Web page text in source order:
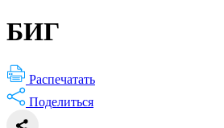
БИГ
Распечатать
Поделиться